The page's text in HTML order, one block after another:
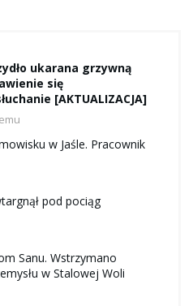
ukarana grzywną
się
[AKTUALIZACJA]
w Jaśle. Pracownik
pod pociąg
Sanu. Wstrzymano
w Stalowej Woli